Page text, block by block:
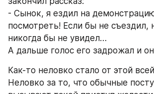
- Сынок, я ездил на
посмотреть! Если бы не съездил,
никогда бы не увидел…
А дальше голос его задрожал и он
Как-то неловко стало от этой
Неловко за то, что обычные